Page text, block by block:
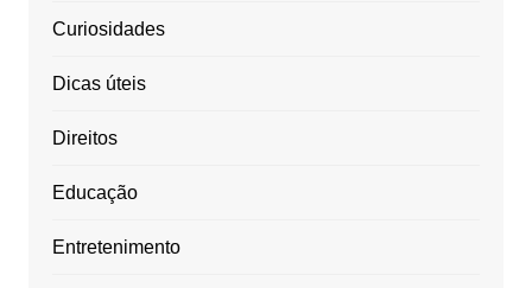
Curiosidades
Dicas úteis
Direitos
Educação
Entretenimento